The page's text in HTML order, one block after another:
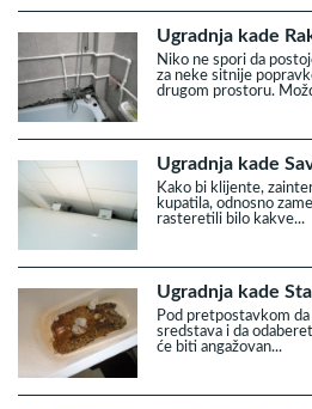
Ugradnja kade
Niko ne spori da
za neke sitnije
drugom prostoru.
Ugradnja kade
Kako bi klijente,
kupatila, odnosno
rasteretili bilo kakve...
Ugradnja kade
Pod pretpostavkom
sredstava i da
će biti angažovan...